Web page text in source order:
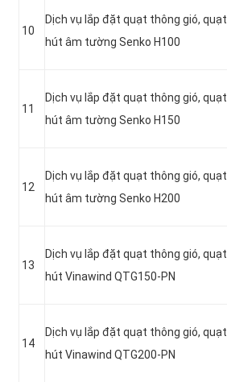
10
Dịch vụ lắp đặt quạt thông gió, quạt
hút âm tường Senko H100
11
Dịch vụ lắp đặt quạt thông gió, quạt
hút âm tường Senko H150
12
Dịch vụ lắp đặt quạt thông gió, quạt
hút âm tường Senko H200
13
Dịch vụ lắp đặt quạt thông gió, quạt
hút Vinawind QTG150-PN
14
Dịch vụ lắp đặt quạt thông gió, quạt
hút Vinawind QTG200-PN